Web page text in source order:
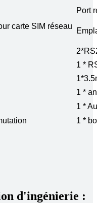
Port
carte SIM réseau
1 *
1 *
1 *
1 *
d'ingénierie :